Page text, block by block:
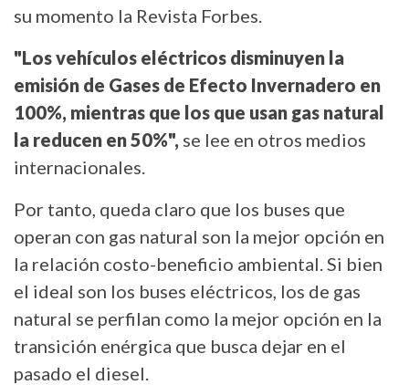
su momento la Revista Forbes.
"Los vehículos eléctricos disminuyen la
emisión de Gases de Efecto Invernadero en
100%, mientras que los que usan gas natural
la reducen en 50%", se lee en otros medios
internacionales.
Por tanto, queda claro que los buses que
operan con gas natural son la mejor opción en
la relación costo-beneficio ambiental. Si bien
el ideal son los buses eléctricos, los de gas
natural se perfilan como la mejor opción en la
transición enérgica que busca dejar en el
pasado el diesel.